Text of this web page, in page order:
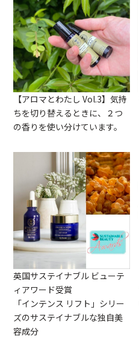
【アロマとわたし Vol.3】気持
ちを切り替えるときに、２つ
の香りを使い分けています。
英国サステイナブル ビューテ
ィアワード受賞
「インテンス リフト」シリー
ズのサステイナブルな独自美
容成分